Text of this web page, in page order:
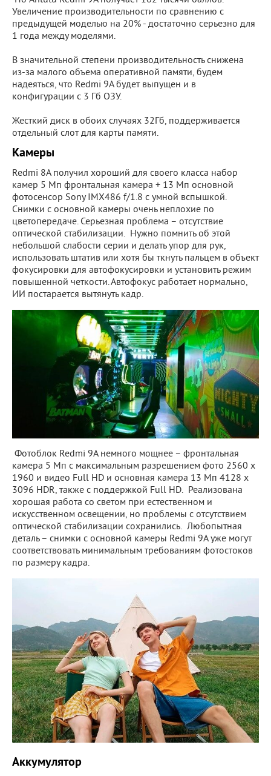
Увеличение производительности по сравнению с
предыдущей моделью на 20% - достаточно серьезно для
1 года между моделями.
В значительной степени производительность снижена
из-за малого объема оперативной памяти, будем
надеяться, что Redmi 9A будет выпущен и в
конфигурации с 3 Гб ОЗУ.
Жесткий диск в обоих случаях 32Гб, поддерживается
отдельный слот для карты памяти.
Камеры
Redmi 8A получил хороший для своего класса набор
камер 5 Мп фронтальная камера + 13 Мп основной
фотосенсор Sony IMX486 f/1.8 с умной вспышкой.
Снимки с основной камеры очень неплохие по
цветопередаче. Серьезная проблема – отсутствие
оптической стабилизации. Нужно помнить об этой
небольшой слабости серии и делать упор для рук,
использовать штатив или хотя бы ткнуть пальцем в объект
фокусировки для автофокусировки и установить режим
повышенной четкости. Автофокус работает нормально,
ИИ постарается вытянуть кадр.
Фотоблок Redmi 9A немного мощнее – фронтальная
камера 5 Мп с максимальным разрешением фото 2560 x
1960 и видео Full HD и основная камера 13 Мп 4128 x
3096 HDR, также с поддержкой Full HD. Реализована
хорошая работа со светом при естественном и
искусственном освещении, но проблемы с отсутствием
оптической стабилизации сохранились. Любопытная
деталь – снимки с основной камеры Redmi 9A уже могут
соответствовать минимальным требованиям фотостоков
по размеру кадра.
Аккумулятор